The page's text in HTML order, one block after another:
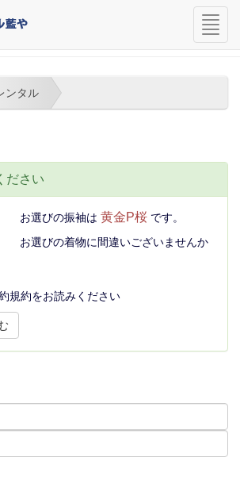
navi
振袖予約フォーム
ンタル
ださい
お選びの振袖は 黄金P桜です。
お選びの着物に間違いございませんか
規約をお読みください